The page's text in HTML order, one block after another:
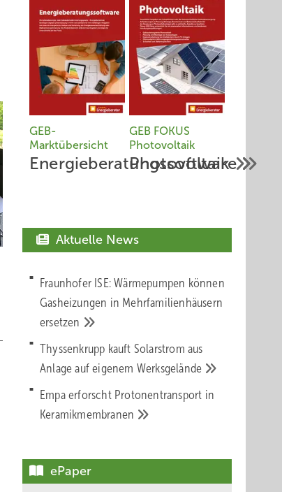
GEB-
Marktübersicht
Energieberatungssoftware
GEB FOKUS
Photovoltaik
Photovoltaik
Aktuelle News
Fraunhofer ISE: Wärmepumpen können
Gasheizungen in Mehrfamilienhäusern
ersetzen
Thyssenkrupp kauft Solarstrom aus
Anlage auf eigenem Werksgelände
Empa erforscht Protonentransport in
Keramikmembranen
ePaper